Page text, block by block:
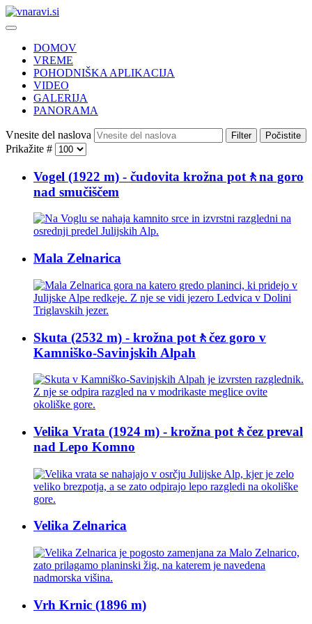
DOMOV
VREME
POHODNIŠKA APLIKACIJA
VIDEO
GALERIJA
PANORAMA
Vnesite del naslova Filter Počistite
Prikažite #
Vogel (1922 m) - čudovita krožna pot🚶na goro
nad smučiščem
Mala Zelnarica
Skuta (2532 m) - krožna pot🚶čez goro v
Kamniško-Savinjskih Alpah
Velika Vrata (1924 m) - krožna pot🚶čez preval
nad Lepo Komno
Velika Zelnarica
Vrh Krnic (1896 m)